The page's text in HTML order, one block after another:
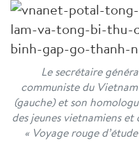
Le secrétaire
communiste du
(gauche) et son
des jeunes vietnamiens
« Voyage rouge